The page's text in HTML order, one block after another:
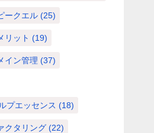
ークエル (25)
リット (19)
イン管理 (37)
プエッセンス (18)
クタリング (22)